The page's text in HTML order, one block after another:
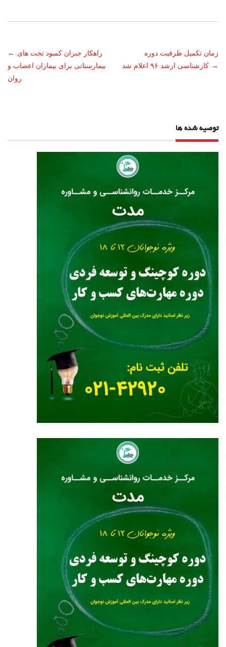
ناوبری
نوشته
← راهکار جبران کمبود تخت های
بیمارستانی برای بیماران اعصاب و
روان
زمان تکمیل ظرفیت دوره
کارشناسی ارشد ۹۶ اعلام شد →
توصیه شده ها